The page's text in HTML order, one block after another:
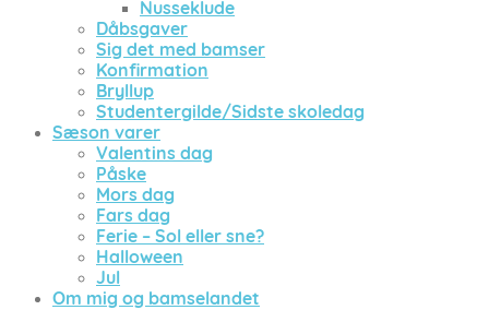
Nusseklude
Dåbsgaver
Sig det med bamser
Konfirmation
Bryllup
Studentergilde/Sidste skoledag
Sæson varer
Valentins dag
Påske
Mors dag
Fars dag
Ferie – Sol eller sne?
Halloween
Jul
Om mig og bamselandet